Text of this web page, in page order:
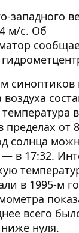
западного
м/с. Об
синоптиков
пределах от
солнца
— в 17:32.
в 1995-м
всего
ниже нуля.